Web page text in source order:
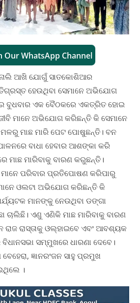
Our WhatsApp Channel
ଆଖି ଯୋଗୁଁ ସାତକୋଶିଆର
ହେଉଥିବା ସେମାନେ ଅଭିଯୋଗ
ବୁଧବାର ଏକ ବୈଠକରେ ଏକତ୍ରିତ ହୋଇ
ମାନେ ଅଭିଯୋଗ କରିଛନ୍ତି କି ସେମାନେ
ମାଛ ମାରି ପେଟ ପୋଷୁଛନ୍ତି। ବନ
ବାଧା ହେବାର ଆଶଙ୍କା କରି
ମାଛ ମାରିବାକୁ ବାରଣ କରୁଛନ୍ତି।
ମାନେ ପରିବାର ପ୍ରତିପୋଷଣ କରିପାରୁ
ମାନେ ଓଲଟା ଅଭିଯୋଗ କରିଛନ୍ତି କି
ମାନଙ୍କୁ ନେଉଥିବା ଡଙ୍ଗା
ଚାଲିଛି। ଏଣୁ ଏଣିକି ମାଛ ମାରିବାକୁ ବାରଣ
ରାଜ ରାସ୍ତାକୁ ଓଲ୍ହାଇବେ ଏବଂ ଆବଶ୍ୟକ
ସମ୍ମୁଖରେ ଧାରଣା ଦେବେ।
ଜ୍ଞାନରଂଜନ ସାହୁ ପ୍ରମୁଖ
।